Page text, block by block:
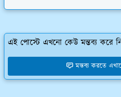
এই পোস্টে এখনো কেউ মন্তব্য করে
মন্তব্য করতে